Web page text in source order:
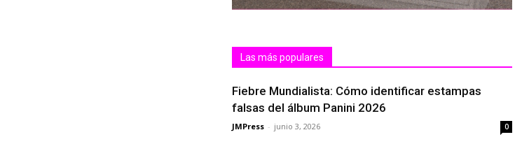
Las más populares
Fiebre Mundialista: Cómo identificar estampas
falsas del álbum Panini 2026
JMPress - junio 3, 2026 0